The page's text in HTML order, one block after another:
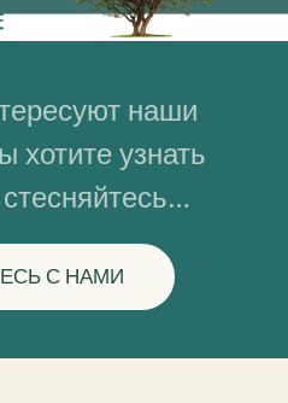
наши
хотите узнать
С НАМИ